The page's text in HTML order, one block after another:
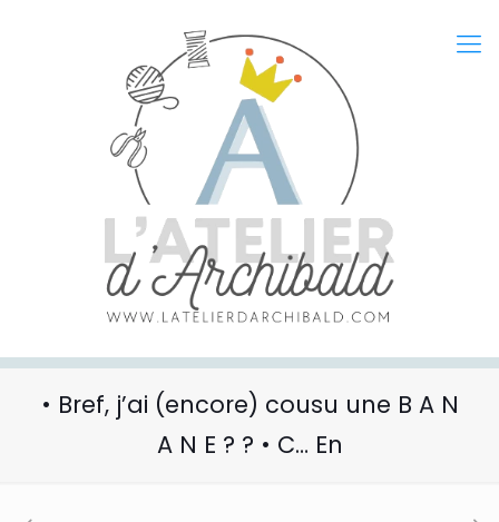
• Bref, j’ai (encore) cousu une B A N
A N E ? ? • C… En